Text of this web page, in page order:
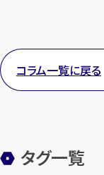
コラム一覧に戻る
タグ一覧